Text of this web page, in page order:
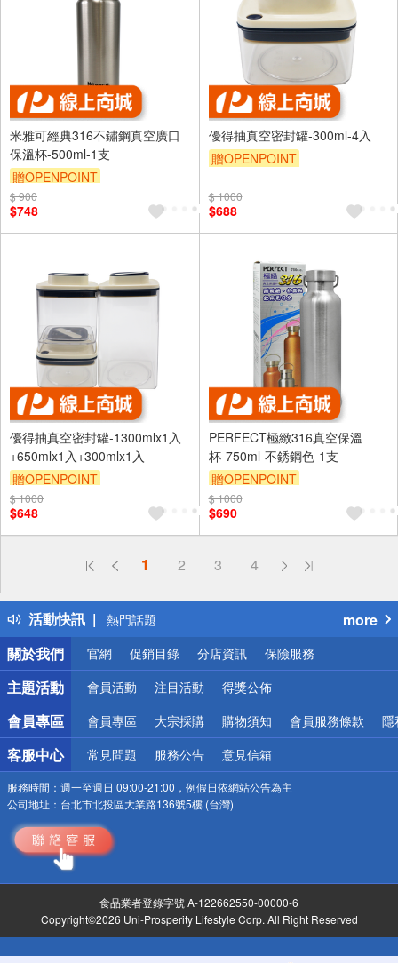
米雅可經典316不鏽鋼真空廣口
保溫杯-500ml-1支
贈OPENPOINT
$ 900
$748
優得抽真空密封罐-300ml-4入
贈OPENPOINT
$ 1000
$688
優得抽真空密封罐-1300mlx1入
+650mlx1入+300mlx1入
贈OPENPOINT
$ 1000
$648
PERFECT極緻316真空保溫
杯-750ml-不銹鋼色-1支
贈OPENPOINT
$ 1000
$690
1 2 3 4
活動快訊
偏遠地區配送
得獎公告
熱門話題
銀行優惠
偏遠地區配送
詐騙網頁！請小心！
more
關於我們
官網 促銷目錄 分店資訊 保險服務
主題活動 會員活動 注目活動 得獎公佈
會員專區 會員專區 大宗採購 購物須知 會員服務條款 隱
客服中心 常見問題 服務公告 意見信箱
服務時間： 週一至週日 09:00-21:00，例假日依網站公告為主
公司地址： 台北市北投區大業路136號5樓 (台灣)
食品業者登錄字號 A-122662550-00000-6
Copyright©2026 Uni-Prosperity Lifestyle Corp. All Right Reserved